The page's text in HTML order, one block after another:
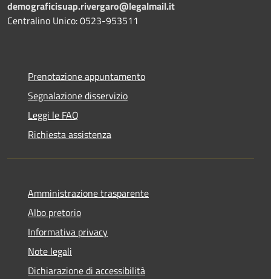
demograficisuap.rivergaro@legalmail.it
Centralino Unico: 0523-953511
Prenotazione appuntamento
Segnalazione disservizio
Leggi le FAQ
Richiesta assistenza
Amministrazione trasparente
Albo pretorio
Informativa privacy
Note legali
Dichiarazione di accessibilità